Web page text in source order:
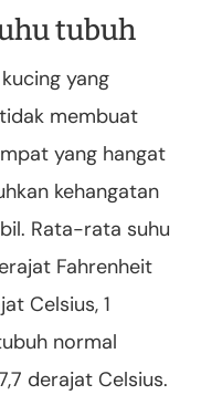
tubuh
yang
membuat
yang hangat
kehangatan
Rata-rata suhu
Fahrenheit
Celsius, 1
normal
derajat Celsius.